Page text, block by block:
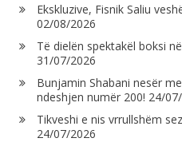
Ekskluzive, Fisnik Saliu
02/08/2026
Të dielën spektakël boksi
31/07/2026
Bunjamin Shabani nesër
ndeshjen numër 200! 24/
Tikveshi e nis vrrullshëm
24/07/2026